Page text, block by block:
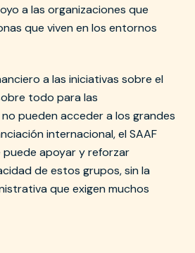
a las organizaciones que
que viven en los entornos
a las iniciativas sobre el
todo para las
pueden acceder a los grandes
internacional, el SAAF
puede apoyar y reforzar
de estos grupos, sin la
que exigen muchos